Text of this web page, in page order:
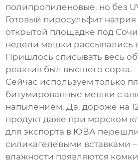
полипропиленовые, но без
Готовый пиросульфит натрия
открытой площадке под Сочи
недели мешки рассыпались
Пришлось списывать весь
реактив был высшего сорта.
Сейчас используем только
битумированные мешки с
напылением. Да, дороже на
продукт даже при морском
для экспорта в ЮВА
силикагелевыми вставками –
влажности появляются